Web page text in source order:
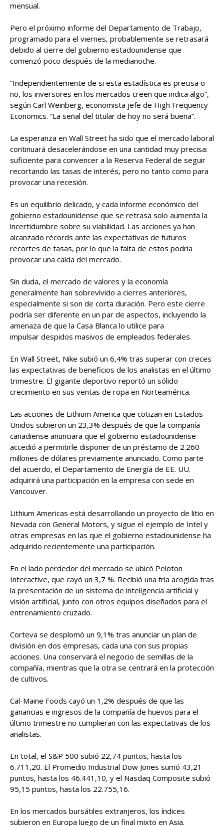
mensual.
Pero el próximo informe del Departamento de Trabajo,
programado para el viernes, probablemente se retrasará
debido al cierre del gobierno estadounidense que
comenzó poco después de la medianoche.
“Independientemente de si esta estadística es precisa o
no, los inversores en los mercados creen que indica algo”,
según Carl Weinberg, economista jefe de High Frequency
Economics. “La señal del titular de hoy no será buena”.
La esperanza en Wall Street ha sido que el mercado laboral
continuará desacelerándose en una cantidad muy precisa:
suficiente para convencer a la Reserva Federal de seguir
recortando las tasas de interés, pero no tanto como para
provocar una recesión.
Es un equilibrio delicado, y cada informe económico del
gobierno estadounidense que se retrasa solo aumenta la
incertidumbre sobre su viabilidad. Las acciones ya han
alcanzado récords ante las expectativas de futuros
recortes de tasas, por lo que la falta de estos podría
provocar una caída del mercado.
Sin duda, el mercado de valores y la economía
generalmente han sobrevivido a cierres anteriores,
especialmente si son de corta duración. Pero este cierre
podría ser diferente en un par de aspectos, incluyendo la
amenaza de que la Casa Blanca lo utilice para
impulsar despidos masivos de empleados federales.
En Wall Street, Nike subió un 6,4% tras superar con creces
las expectativas de beneficios de los analistas en el último
trimestre. El gigante deportivo reportó un sólido
crecimiento en sus ventas de ropa en Norteamérica.
Las acciones de Lithium America que cotizan en Estados
Unidos subieron un 23,3% después de que la compañía
canadiense anunciara que el gobierno estadounidense
accedió a permitirle disponer de un préstamo de 2.260
millones de dólares previamente anunciado. Como parte
del acuerdo, el Departamento de Energía de EE. UU.
adquirirá una participación en la empresa con sede en
Vancouver.
Lithium Americas está desarrollando un proyecto de litio en
Nevada con General Motors, y sigue el ejemplo de Intel y
otras empresas en las que el gobierno estadounidense ha
adquirido recientemente una participación.
En el lado perdedor del mercado se ubicó Peloton
Interactive, que cayó un 3,7 %. Recibió una fría acogida tras
la presentación de un sistema de inteligencia artificial y
visión artificial, junto con otros equipos diseñados para el
entrenamiento cruzado.
Corteva se desplomó un 9,1% tras anunciar un plan de
división en dos empresas, cada una con sus propias
acciones. Una conservará el negocio de semillas de la
compañía, mientras que la otra se centrará en la protección
de cultivos.
Cal-Maine Foods cayó un 1,2% después de que las
ganancias e ingresos de la compañía de huevos para el
último trimestre no cumplieran con las expectativas de los
analistas.
En total, el S&P 500 subió 22,74 puntos, hasta los
6.711,20. El Promedio Industrial Dow Jones sumó 43,21
puntos, hasta los 46.441,10, y el Nasdaq Composite subió
95,15 puntos, hasta los 22.755,16.
En los mercados bursátiles extranjeros, los índices
subieron en Europa luego de un final mixto en Asia.